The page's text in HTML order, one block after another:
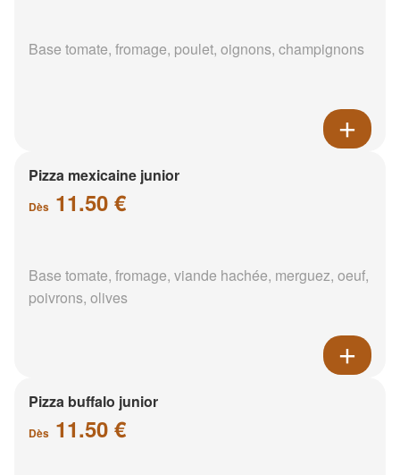
Base tomate, fromage, poulet, oignons, champignons
Pizza mexicaine junior
Dès 11.50 €
Base tomate, fromage, viande hachée, merguez, oeuf,
poivrons, olives
Pizza buffalo junior
Dès 11.50 €